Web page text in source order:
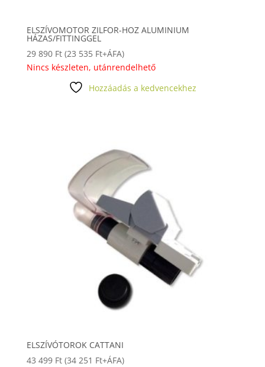
ELSZÍVOMOTOR ZILFOR-HOZ ALUMINIUM
HÁZAS/FITTINGGEL
29 890 Ft (23 535 Ft+ÁFA)
Nincs készleten, utánrendelhető
Hozzáadás a kedvencekhez
ELSZÍVÓTOROK CATTANI
43 499 Ft (34 251 Ft+ÁFA)